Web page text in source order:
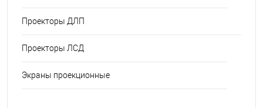
Проекторы ДЛП
Проекторы ЛСД
Экраны проекционные